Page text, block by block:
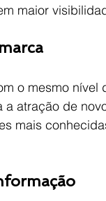
maior
o mesmo nível
atração de
mais